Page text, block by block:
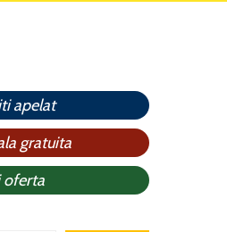
apelat
gratuita
oferta